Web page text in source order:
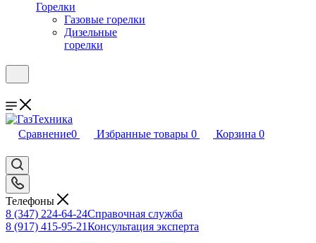
Горелки
Газовые горелки
Дизельные
горелки
Сравнение0 Избранные товары 0 Корзина 0
Телефоны
8 (347) 224-64-24Справочная служба
8 (917) 415-95-21Консультация эксперта